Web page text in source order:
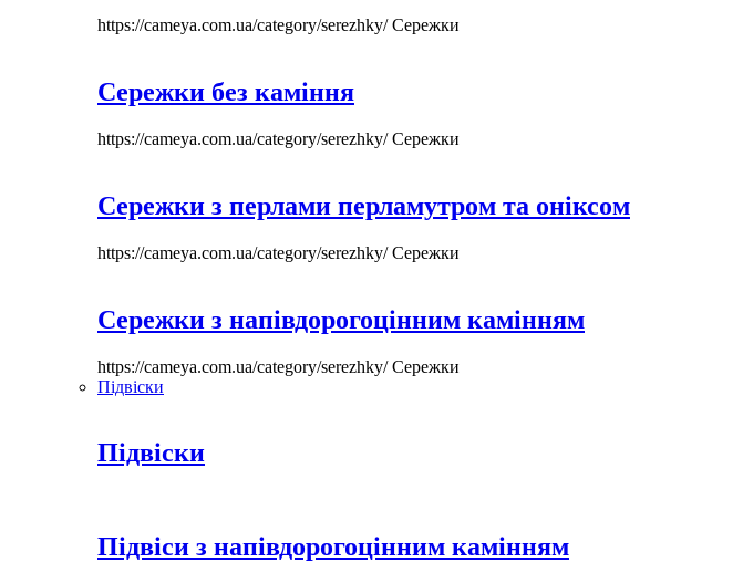
https://cameya.com.ua/category/serezhky/Сережки
Сережки без каміння
https://cameya.com.ua/category/serezhky/Сережки
Сережки з перлами перламутром та оніксом
https://cameya.com.ua/category/serezhky/Сережки
Сережки з напівдорогоцінним камінням
https://cameya.com.ua/category/serezhky/Сережки
Підвіски
Підвіски
Підвіси з напівдорогоцінним камінням